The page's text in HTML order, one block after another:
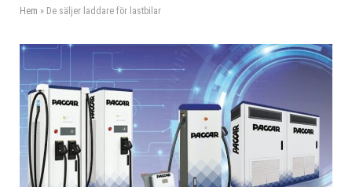
Hem » De säljer laddare för lastbilar